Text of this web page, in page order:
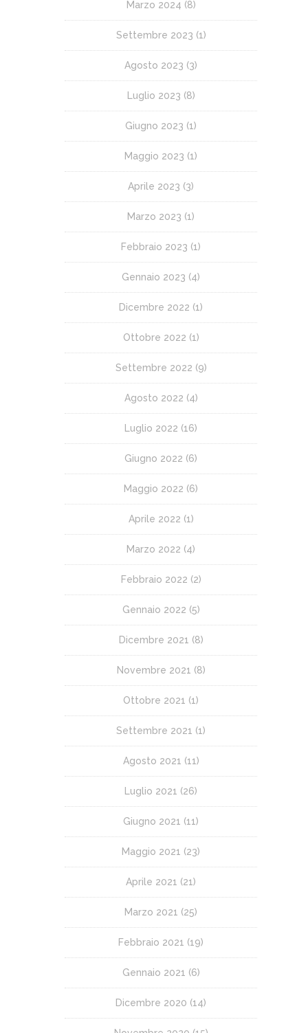
Marzo 2024 (8)
Settembre 2023 (1)
Agosto 2023 (3)
Luglio 2023 (8)
Giugno 2023 (1)
Maggio 2023 (1)
Aprile 2023 (3)
Marzo 2023 (1)
Febbraio 2023 (1)
Gennaio 2023 (4)
Dicembre 2022 (1)
Ottobre 2022 (1)
Settembre 2022 (9)
Agosto 2022 (4)
Luglio 2022 (16)
Giugno 2022 (6)
Maggio 2022 (6)
Aprile 2022 (1)
Marzo 2022 (4)
Febbraio 2022 (2)
Gennaio 2022 (5)
Dicembre 2021 (8)
Novembre 2021 (8)
Ottobre 2021 (1)
Settembre 2021 (1)
Agosto 2021 (11)
Luglio 2021 (26)
Giugno 2021 (11)
Maggio 2021 (23)
Aprile 2021 (21)
Marzo 2021 (25)
Febbraio 2021 (19)
Gennaio 2021 (6)
Dicembre 2020 (14)